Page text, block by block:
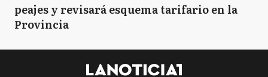
peajes y revisará esquema tarifario en la
Provincia